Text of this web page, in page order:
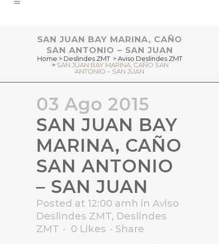
SAN JUAN BAY MARINA, CAÑO
SAN ANTONIO – SAN JUAN
Home > Deslindes ZMT >Aviso Deslindes ZMT
> SAN JUAN BAY MARINA, CAÑO SAN
ANTONIO – SAN JUAN
03 Ago 2015
SAN JUAN BAY
MARINA, CAÑO
SAN ANTONIO
– SAN JUAN
Posted at 12:00 amh in Aviso
Deslindes ZMT, Deslindes
ZMT
0 Likes
Share